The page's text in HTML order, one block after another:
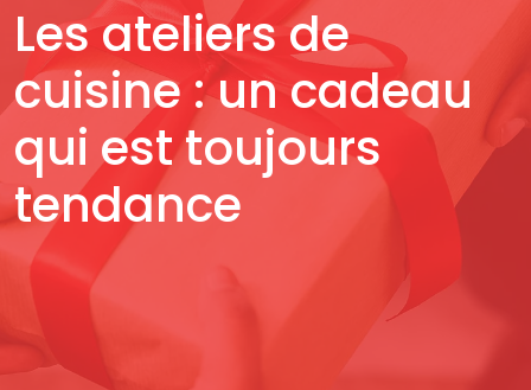
Les ateliers de
cuisine : un cadeau
qui est toujours
tendance